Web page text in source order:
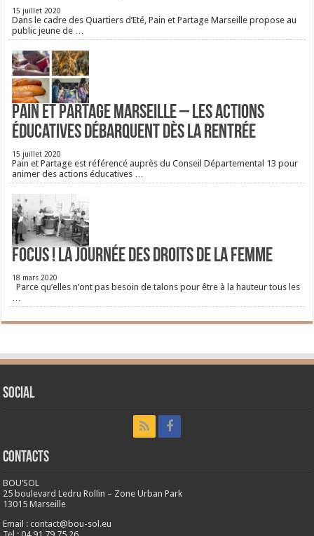
15 juillet 2020
Dans le cadre des Quartiers d’Eté, Pain et Partage Marseille propose au
public jeune de …
Pain et Partage Marseille – Les actions
éducatives débarquent dès la rentrée
15 juillet 2020
Pain et Partage est référencé auprès du Conseil Départemental 13 pour
animer des actions éducatives …
FOCUS ! La journée des droits de la femme
18 mars 2020
Parce qu’elles n’ont pas besoin de talons pour être à la hauteur tous les
Social
CONTACTS
BOU’SOL
25 boulevard Ledru Rollin – Zone Urban Park
13015 Marseille
Email : contact@bou-sol.eu